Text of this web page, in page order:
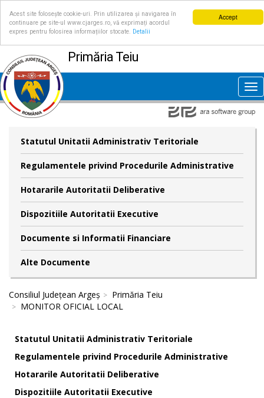
Accept
Acest site folosește cookie-uri. Prin utilizarea și navigarea în
continuare pe site-ul www.cjarges.ro, vă exprimați acordul
expres pentru folosirea informațiilor stocate.
Detalii
Primăria Teiu
Statutul Unitatii Administrativ Teritoriale
Regulamentele privind Procedurile Administrative
Hotararile Autoritatii Deliberative
Dispozitiile Autoritatii Executive
Documente si Informatii Financiare
Alte Documente
Consiliul Județean Argeș
Primăria Teiu
MONITOR OFICIAL LOCAL
Statutul Unitatii Administrativ Teritoriale
Regulamentele privind Procedurile Administrative
Hotararile Autoritatii Deliberative
Dispozitiile Autoritatii Executive